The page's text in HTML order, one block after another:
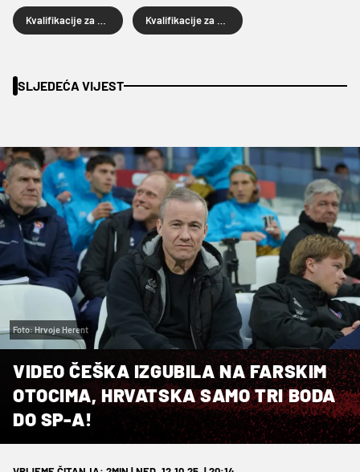
SLJEDEĆA VIJEST
Foto: Hrvoje Herent
VIDEO ČEŠKA IZGUBILA NA FARSKIM
OTOCIMA, HRVATSKA SAMO TRI BODA
DO SP-A!